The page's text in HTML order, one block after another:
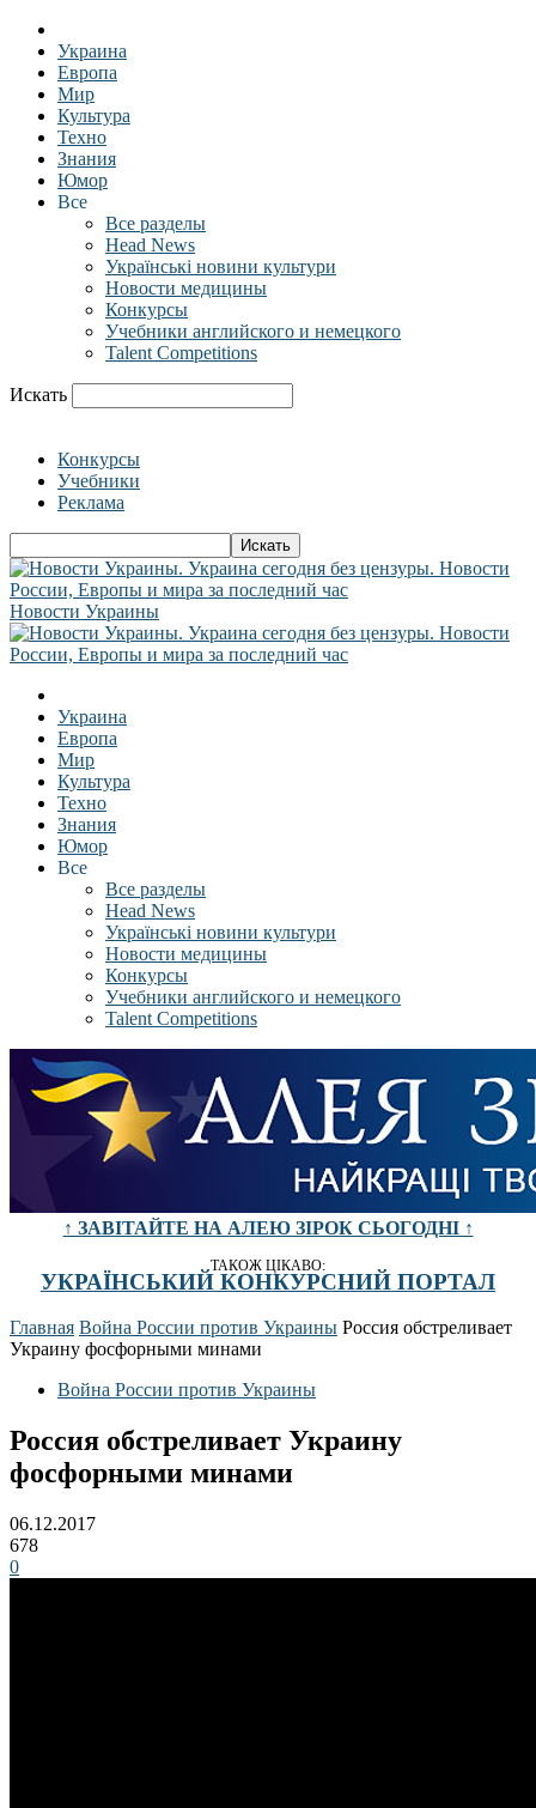
Украина
Европа
Мир
Культура
Техно
Знания
Юмор
Все
Все разделы
Head News
Українські новини культури
Новости медицины
Конкурсы
Учебники английского и немецкого
Talent Competitions
Искать
Конкурсы
Учебники
Реклама
Новости Украины
Украина
Европа
Мир
Культура
Техно
Знания
Юмор
Все
Все разделы
Head News
Українські новини культури
Новости медицины
Конкурсы
Учебники английского и немецкого
Talent Competitions
↑ ЗАВІТАЙТЕ НА АЛЕЮ ЗІРОК СЬОГОДНІ ↑
ТАКОЖ ЦІКАВО:
УКРАЇНСЬКИЙ КОНКУРСНИЙ ПОРТАЛ
Главная Война России против Украины Россия обстреливает
Украину фосфорными минами
Война России против Украины
Россия обстреливает Украину
фосфорными минами
06.12.2017
678
0